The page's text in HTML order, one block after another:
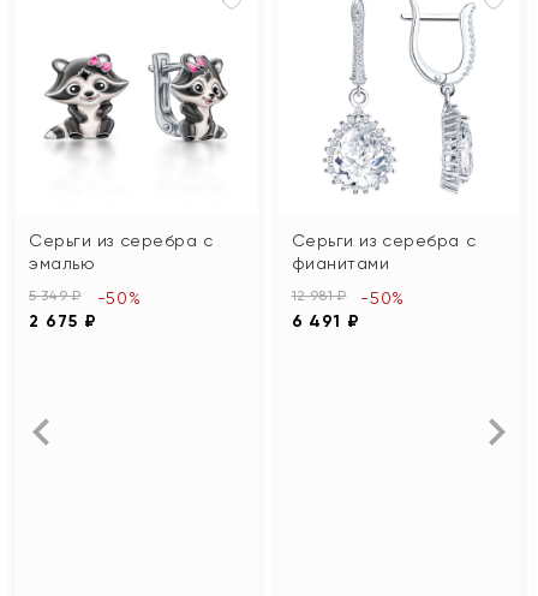
Серьги из серебра с
эмалью
5 349 ₽
2 675 ₽
-50%
Серьги из серебра с
фианитами
12 981 ₽
6 491 ₽
-50%